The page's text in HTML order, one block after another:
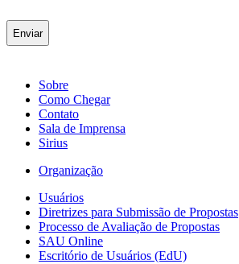
Sobre
Como Chegar
Contato
Sala de Imprensa
Sirius
Organização
Usuários
Diretrizes para Submissão de Propostas
Processo de Avaliação de Propostas
SAU Online
Escritório de Usuários (EdU)